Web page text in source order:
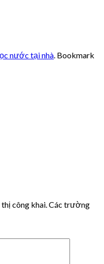
nước tại nhà . Bookmark
công khai.Các trường